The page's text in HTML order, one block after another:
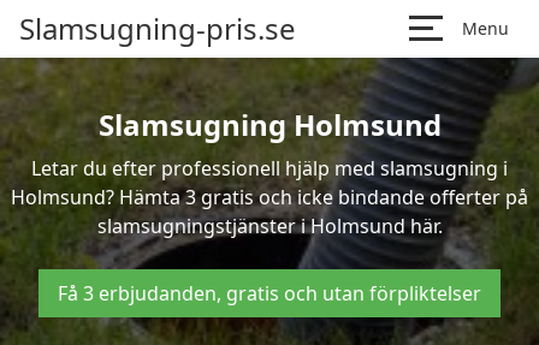
Slamsugning-pris.se Menu
Slamsugning Holmsund
Letar du efter professionell hjälp med slamsugning i
Holmsund? Hämta 3 gratis och icke bindande offerter på
slamsugningstjänster i Holmsund här.
Få 3 erbjudanden, gratis och utan förpliktelser